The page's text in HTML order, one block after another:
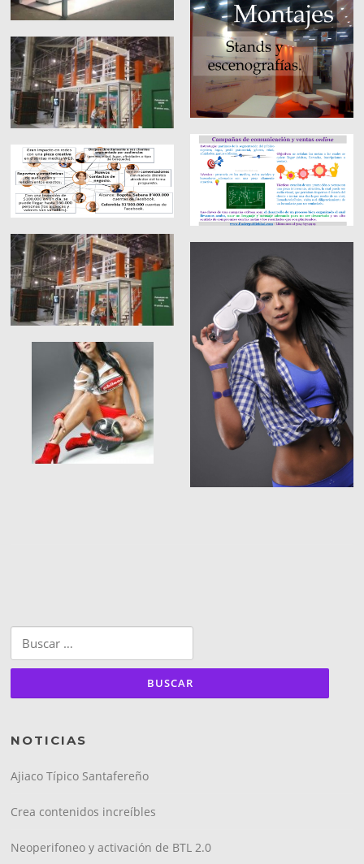
NOTICIAS
Ajiaco Típico Santafereño
Crea contenidos increíbles
Neoperifoneo y activación de BTL 2.0